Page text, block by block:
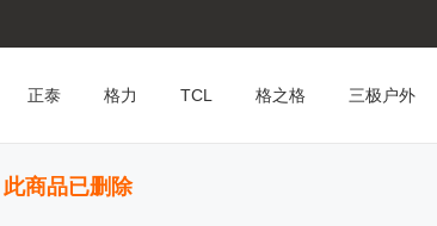
正泰 格力 TCL 格之格 三极户外
此商品已删除